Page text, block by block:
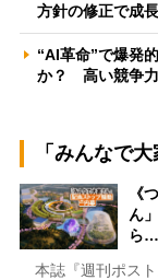
方針の修正で成
“AI革命”で爆発
か？ 高い競争
「みんなで
《
ん
ら…
本誌『週刊ポスト